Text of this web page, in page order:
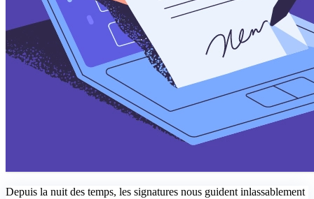
Depuis la nuit des temps, les signatures nous guident inlassablement